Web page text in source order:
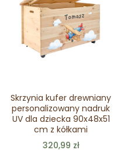
Skrzynia kufer drewniany
personalizowany nadruk
UV dla dziecka 90x48x51
cm z kółkami
320,99 zł